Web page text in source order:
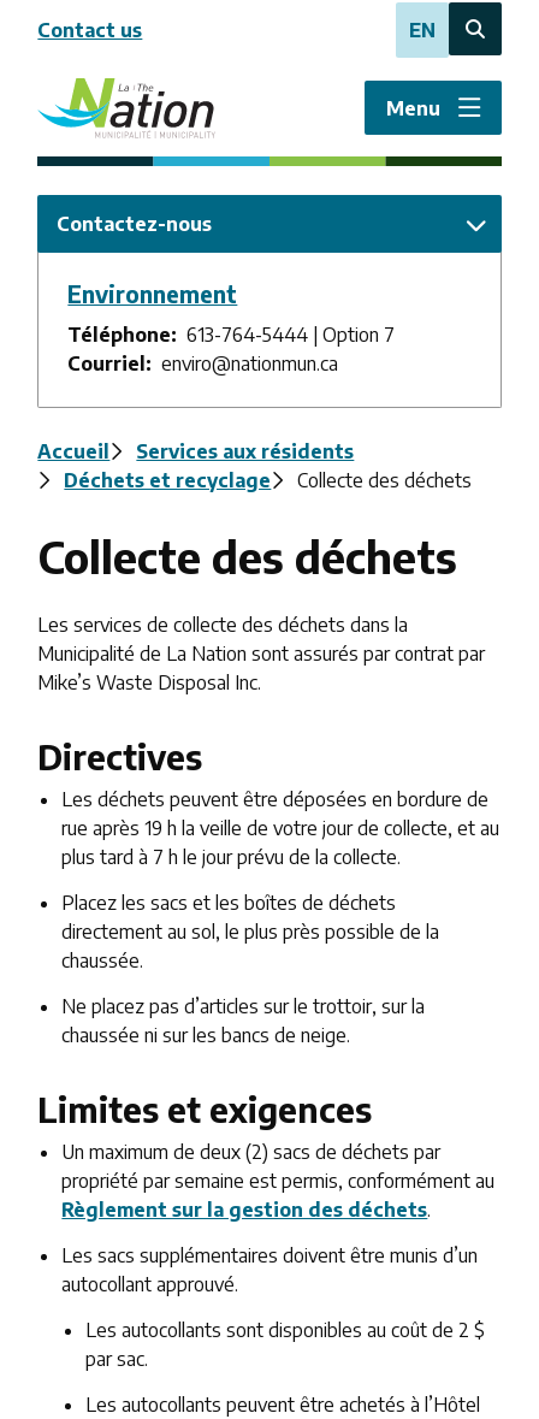
contenu
principal
Contact us EN
Open
search
form
Menu
Contactez-nous
Environnement
Téléphone
613-764-5444 | Option 7
Courriel
enviro@nationmun.ca
Fil
d'Ariane
Accueil
Services aux résidents
Déchets et recyclage
Collecte des déchets
Collecte des déchets
Les services de collecte des déchets dans la
Municipalité de La Nation sont assurés par contrat par
Mike’s Waste Disposal Inc.
Directives
Les déchets peuvent être déposées en bordure de
rue après 19 h la veille de votre jour de collecte, et au
plus tard à 7 h le jour prévu de la collecte.
Placez les sacs et les boîtes de déchets
directement au sol, le plus près possible de la
chaussée.
Ne placez pas d’articles sur le trottoir, sur la
chaussée ni sur les bancs de neige.
Limites et exigences
Un maximum de deux (2) sacs de déchets par
propriété par semaine est permis, conformément au
Règlement sur la gestion des déchets.
Les sacs supplémentaires doivent être munis d’un
autocollant approuvé.
Les autocollants sont disponibles au coût de 2 $
par sac.
Les autocollants peuvent être achetés à l’Hôtel